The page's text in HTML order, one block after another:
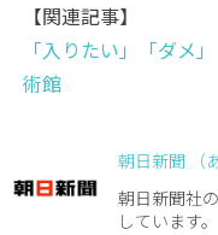
【関連記事】
「入りたい」「ダ
術館
朝日新聞 （
朝日新聞社
しています。